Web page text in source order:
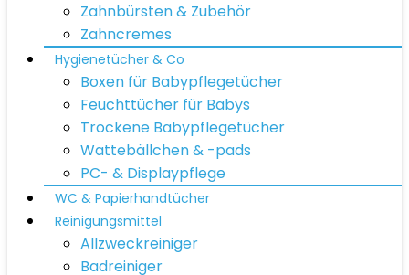
Zahnbürsten & Zubehör
Zahncremes
Hygienetücher & Co
Boxen für Babypflegetücher
Feuchttücher für Babys
Trockene Babypflegetücher
Wattebällchen & -pads
PC- & Displaypflege
WC & Papierhandtücher
Reinigungsmittel
Allzweckreiniger
Badreiniger